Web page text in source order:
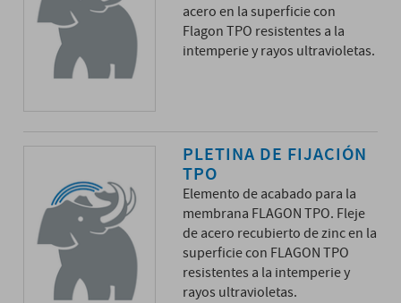
acero en la superficie con
Flagon TPO resistentes a la
intemperie y rayos ultravioletas.
PLETINA DE FIJACIÓN
TPO
Elemento de acabado para la
membrana FLAGON TPO. Fleje
de acero recubierto de zinc en la
superficie con FLAGON TPO
resistentes a la intemperie y
rayos ultravioletas.